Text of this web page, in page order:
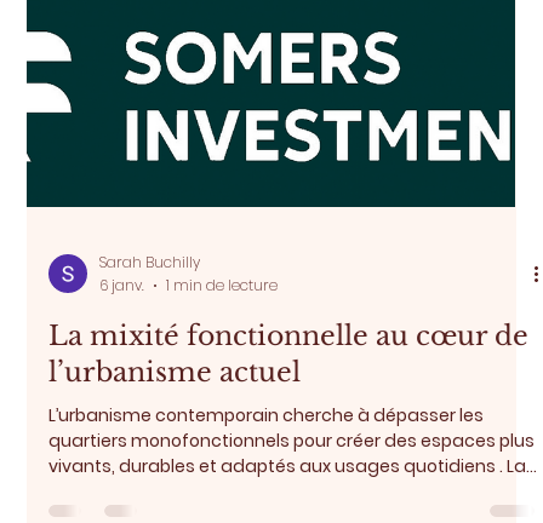
Souvent présenté comme la prochaine grande évolution
d’Internet, le métavers ouvre la voie à une intégration
inédite entre les mondes virtuels et physiques. Il permet
aux utilisateurs d’interagir, de travailler et de
consommer dans des environnements immersifs,
concept en soit encore à un stade émergent, les progrès
et de l’intelligence artificielle accélèrent son développe
13 janv.
1 min de lecture
Pourquoi la location meublée
séduit de plus en plus ?
Le marché locatif évolue, et avec lui les attentes des
locataires… comme celles des propriétaires. Mobilité
professionnelle, études, missions temporaires, télétravail
: les parcours sont plus flexibles qu’avant. Résultat ? De
plus en plus de personnes recherchent des logements
prêts à vivre , sans engagement long ni contraintes